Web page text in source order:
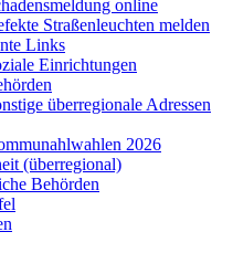
online
Straßenleuchten melden
Links
Einrichtungen
überregionale Adressen
2026
(überregional)
Behörden